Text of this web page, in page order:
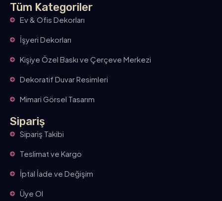
Tüm Kategoriler
Ev & Ofis Dekorları
İşyeri Dekorları
Kişiye Özel Baskı ve Çerçeve Merkezi
Dekoratif Duvar Resimleri
Mimari Görsel Tasarım
Sipariş
Sipariş Takibi
Teslimat ve Kargo
İptal İade ve Değişim
Üye Ol